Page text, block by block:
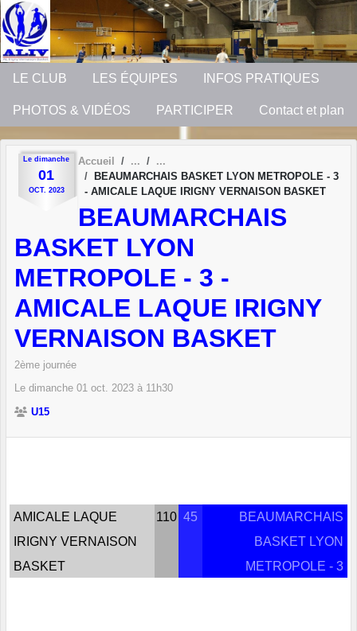
LE CLUB LES ÉQUIPES INFOS PRATIQUES
PHOTOS & VIDÉOS PARTICIPER Contact et plan
Le dimanche
01
OCT. 2023
Accueil
BEAUMARCHAIS BASKET LYON METROPOLE - 3
- AMICALE LAQUE IRIGNY VERNAISON BASKET
BEAUMARCHAIS
BASKET LYON
METROPOLE - 3 -
AMICALE LAQUE IRIGNY
VERNAISON BASKET
2ème journée
Le dimanche 01 oct. 2023 à 11h30
U15
AMICALE LAQUE
IRIGNY VERNAISON
BASKET
110 45
BEAUMARCHAIS
BASKET LYON
METROPOLE - 3
Panneau de gestion des cookies